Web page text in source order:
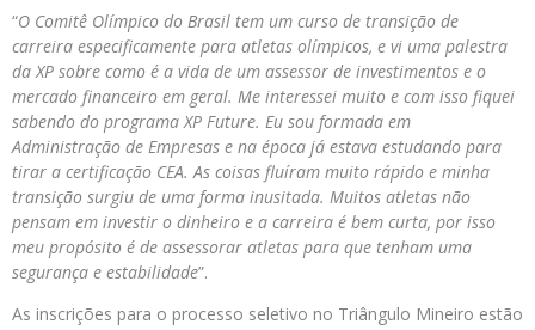
“O Comitê Olímpico do Brasil tem um curso de transição de
carreira especificamente para atletas olímpicos, e vi uma palestra
da XP sobre como é a vida de um assessor de investimentos e o
mercado financeiro em geral. Me interessei muito e com isso fiquei
sabendo do programa XP Future. Eu sou formada em
Administração de Empresas e na época já estava estudando para
tirar a certificação CEA. As coisas fluíram muito rápido e minha
transição surgiu de uma forma inusitada. Muitos atletas não
pensam em investir o dinheiro e a carreira é bem curta, por isso
meu propósito é de assessorar atletas para que tenham uma
segurança e estabilidade”.
As inscrições para o processo seletivo no Triângulo Mineiro estão